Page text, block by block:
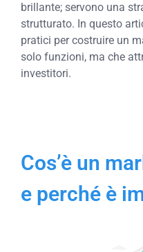
brillante; servono una
strutturato. In questo
pratici per costruire un
solo funzioni, ma che
investitori.
Cos’è un
e perché è